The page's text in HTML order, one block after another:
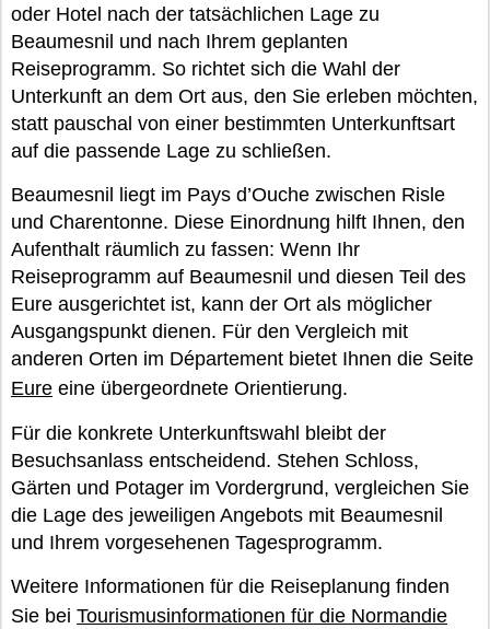
oder Hotel nach der tatsächlichen Lage zu
Beaumesnil und nach Ihrem geplanten
Reiseprogramm. So richtet sich die Wahl der
Unterkunft an dem Ort aus, den Sie erleben möchten,
statt pauschal von einer bestimmten Unterkunftsart
auf die passende Lage zu schließen.
Beaumesnil liegt im Pays d’Ouche zwischen Risle
und Charentonne. Diese Einordnung hilft Ihnen, den
Aufenthalt räumlich zu fassen: Wenn Ihr
Reiseprogramm auf Beaumesnil und diesen Teil des
Eure ausgerichtet ist, kann der Ort als möglicher
Ausgangspunkt dienen. Für den Vergleich mit
anderen Orten im Département bietet Ihnen die Seite
Eure eine übergeordnete Orientierung.
Für die konkrete Unterkunftswahl bleibt der
Besuchsanlass entscheidend. Stehen Schloss,
Gärten und Potager im Vordergrund, vergleichen Sie
die Lage des jeweiligen Angebots mit Beaumesnil
und Ihrem vorgesehenen Tagesprogramm.
Weitere Informationen für die Reiseplanung finden
Sie bei Tourismusinformationen für die Normandie